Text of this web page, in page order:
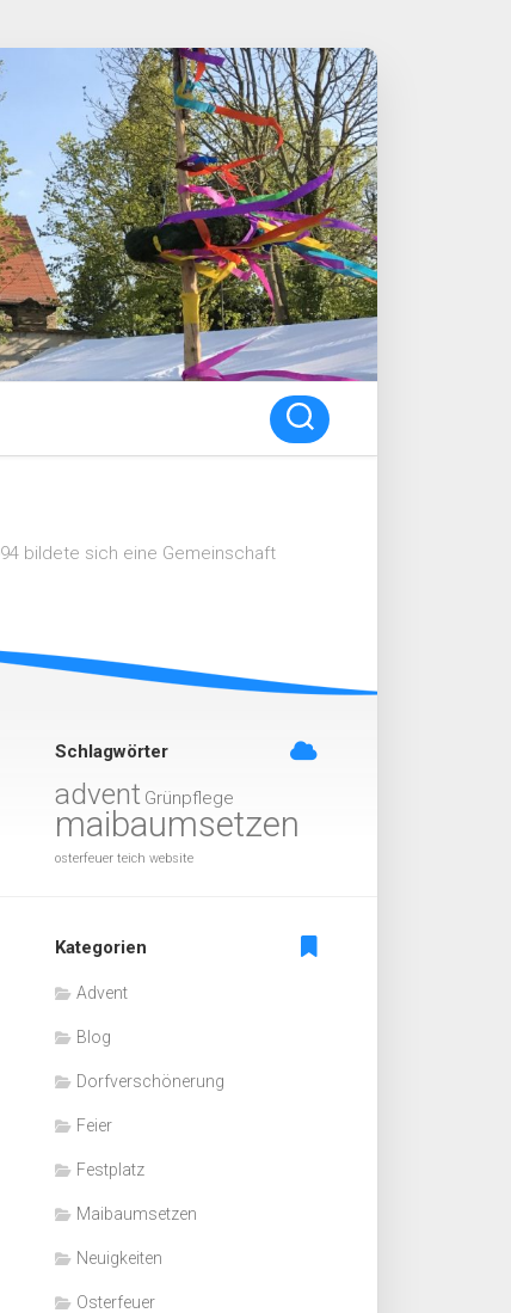
bildete sich eine Gemeinschaft
Schlagwörter
advent Grünpflege
maibaumsetzen
osterfeuer teich website
Kategorien
Advent
Blog
Dorfverschönerung
Feier
Festplatz
Maibaumsetzen
Neuigkeiten
Osterfeuer